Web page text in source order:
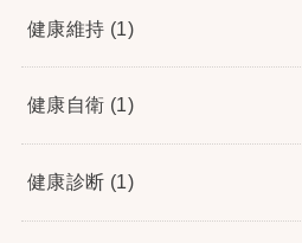
健康維持 (1)
健康自衛 (1)
健康診断 (1)